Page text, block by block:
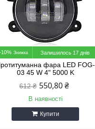
Залишилось 17 днів
фара LED FOG-
03 45 W 4" 5000 K
612 ₴ 550,80 ₴
В наявності
Купити